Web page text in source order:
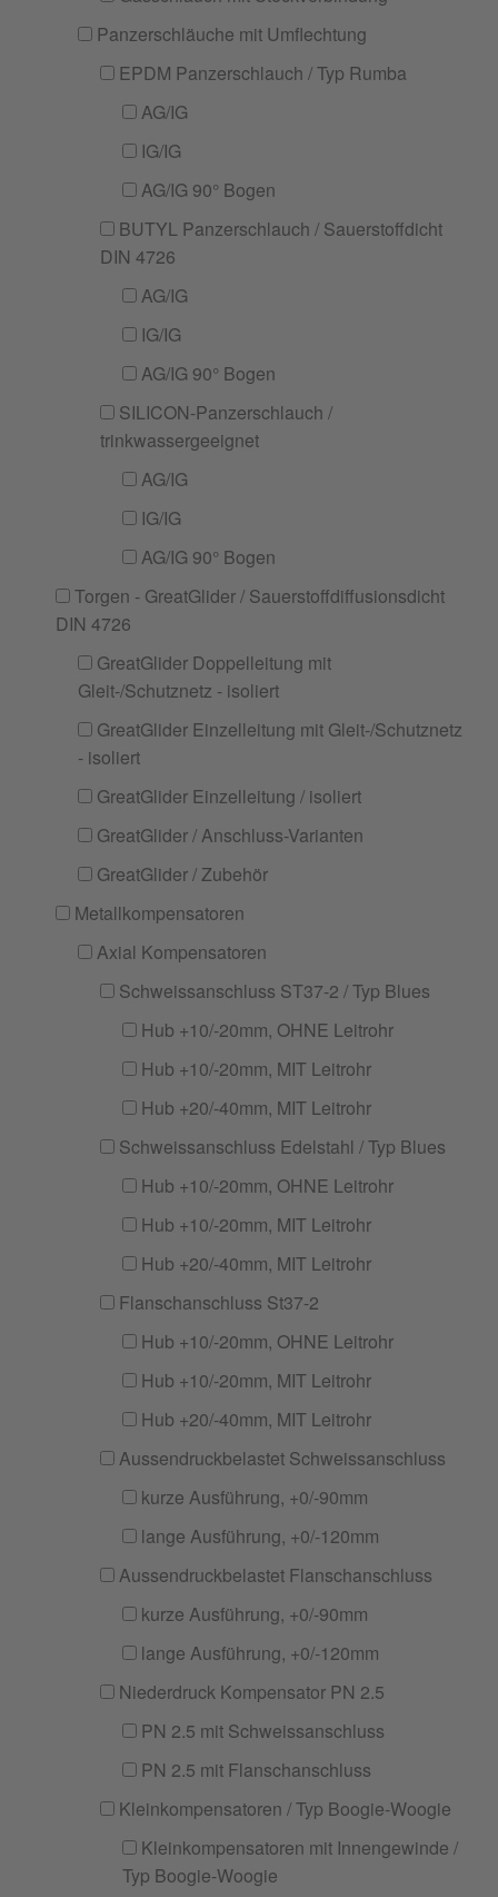
Panzerschläuche mit Umflechtung
EPDM Panzerschlauch / Typ Rumba
AG/IG
IG/IG
AG/IG 90° Bogen
BUTYL Panzerschlauch / Sauerstoffdicht
DIN 4726
AG/IG
IG/IG
AG/IG 90° Bogen
SILICON-Panzerschlauch /
trinkwassergeeignet
AG/IG
IG/IG
AG/IG 90° Bogen
Torgen - GreatGlider / Sauerstoffdiffusionsdicht
DIN 4726
GreatGlider Doppelleitung mit
Gleit-/Schutznetz - isoliert
GreatGlider Einzelleitung mit Gleit-/Schutznetz
- isoliert
GreatGlider Einzelleitung / isoliert
GreatGlider / Anschluss-Varianten
GreatGlider / Zubehör
Metallkompensatoren
Axial Kompensatoren
Schweissanschluss ST37-2 / Typ Blues
Hub +10/-20mm, OHNE Leitrohr
Hub +10/-20mm, MIT Leitrohr
Hub +20/-40mm, MIT Leitrohr
Schweissanschluss Edelstahl / Typ Blues
Hub +10/-20mm, OHNE Leitrohr
Hub +10/-20mm, MIT Leitrohr
Hub +20/-40mm, MIT Leitrohr
Flanschanschluss St37-2
Hub +10/-20mm, OHNE Leitrohr
Hub +10/-20mm, MIT Leitrohr
Hub +20/-40mm, MIT Leitrohr
Aussendruckbelastet Schweissanschluss
kurze Ausführung, +0/-90mm
lange Ausführung, +0/-120mm
Aussendruckbelastet Flanschanschluss
kurze Ausführung, +0/-90mm
lange Ausführung, +0/-120mm
Niederdruck Kompensator PN 2.5
PN 2.5 mit Schweissanschluss
PN 2.5 mit Flanschanschluss
Kleinkompensatoren / Typ Boogie-Woogie
Kleinkompensatoren mit Innengewinde /
Typ Boogie-Woogie